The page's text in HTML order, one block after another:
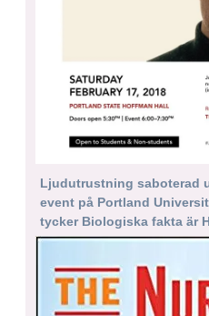
Ljudutrustning saboterad
event på Portland
tycker Biologiska fakta är